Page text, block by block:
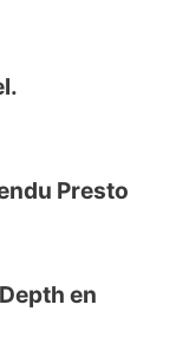
Presto
en